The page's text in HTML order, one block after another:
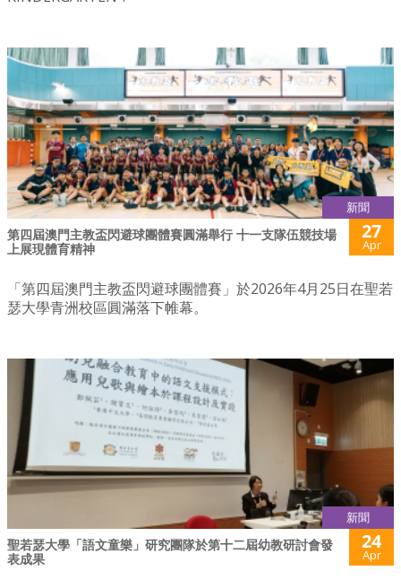
新聞
第四屆澳門主教盃閃避球團體賽圓滿舉行 十一支隊伍競技場
上展現體育精神
27
Apr
「第四屆澳門主教盃閃避球團體賽」於2026年4月25日在聖若
瑟大學青洲校區圓滿落下帷幕。
新聞
聖若瑟大學「語文童樂」研究團隊於第十二屆幼教研討會發
表成果
24
Apr